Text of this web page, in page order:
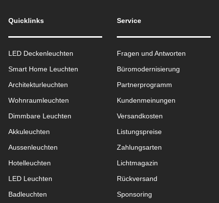
Quicklinks
LED Deckenleuchten
Smart Home Leuchten
Architekturleuchten
Wohnraum­leuchten
Dimmbare Leuchten
Akkuleuchten
Aussen­leuchten
Hotelleuchten
LED Leuchten
Badleuchten
Service
Fragen und Antworten
Büromodernisierung
Partnerprogramm
Kundenmeinungen
Versandkosten
Listungspreise
Zahlungsarten
Lichtmagazin
Rückversand
Sponsoring